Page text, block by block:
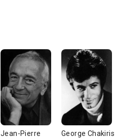
Jean-Pierre
George Chakiris